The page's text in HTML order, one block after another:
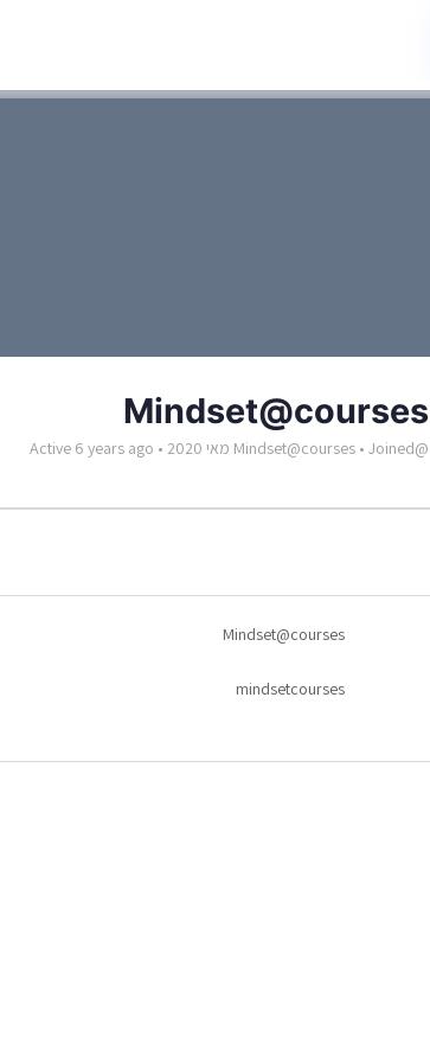
Mindset@courses
@Mindset@courses
• Joined מאי 2020 •
Mindset@courses
mindsetcourses